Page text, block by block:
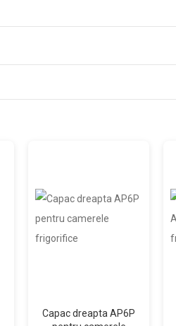
Capac dreapta AP6P